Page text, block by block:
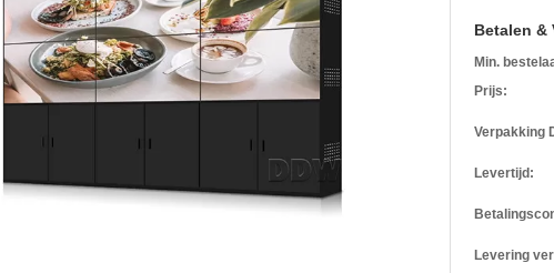
Betalen &
Min.
Prijs:
Verpakking
Levertijd:
Levering